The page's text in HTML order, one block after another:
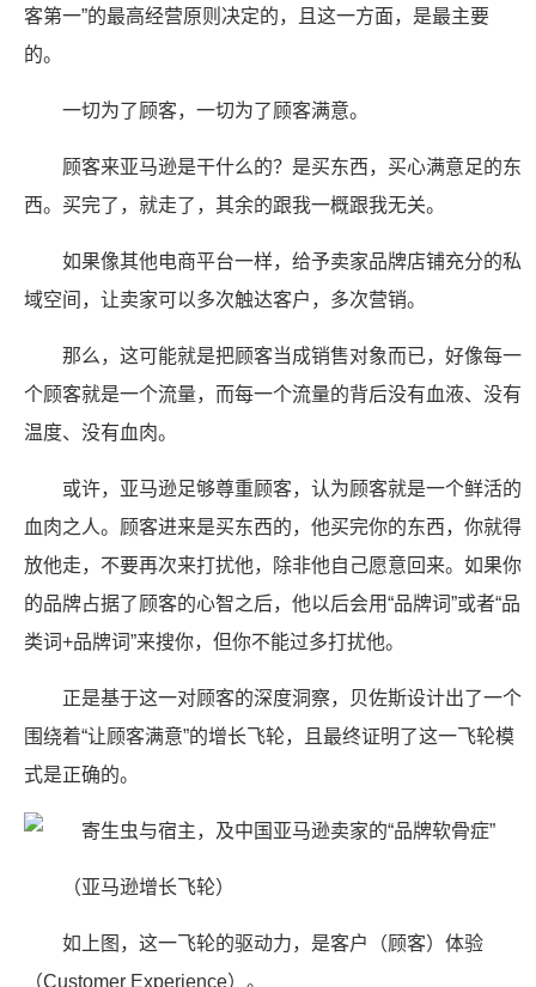
客第一”的最高经营原则决定的，且这一方面，是最主要
的。
一切为了顾客，一切为了顾客满意。
顾客来亚马逊是干什么的？是买东西，买心满意足的东
西。买完了，就走了，其余的跟我一概跟我无关。
如果像其他电商平台一样，给予卖家品牌店铺充分的私
域空间，让卖家可以多次触达客户，多次营销。
那么，这可能就是把顾客当成销售对象而已，好像每一
个顾客就是一个流量，而每一个流量的背后没有血液、没有
温度、没有血肉。
或许，亚马逊足够尊重顾客，认为顾客就是一个鲜活的
血肉之人。顾客进来是买东西的，他买完你的东西，你就得
放他走，不要再次来打扰他，除非他自己愿意回来。如果你
的品牌占据了顾客的心智之后，他以后会用“品牌词”或者“品
类词+品牌词”来搜你，但你不能过多打扰他。
正是基于这一对顾客的深度洞察，贝佐斯设计出了一个
围绕着“让顾客满意”的增长飞轮，且最终证明了这一飞轮模
式是正确的。
（亚马逊增长飞轮）
如上图，这一飞轮的驱动力，是客户（顾客）体验
（Customer Experience）。